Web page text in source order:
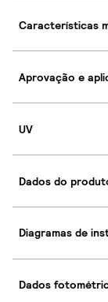
Características
Aprovação e
UV
Dados do
Diagramas de
Dados